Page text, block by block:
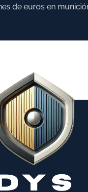
euros en munición